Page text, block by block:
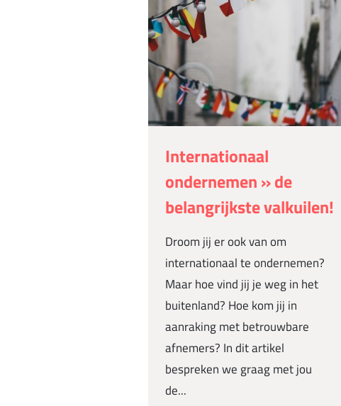
Internationaal
ondernemen » de
belangrijkste valkuilen!
Droom jij er ook van om
internationaal te ondernemen?
Maar hoe vind jij je weg in het
buitenland? Hoe kom jij in
aanraking met betrouwbare
afnemers? In dit artikel
bespreken we graag met jou
de...